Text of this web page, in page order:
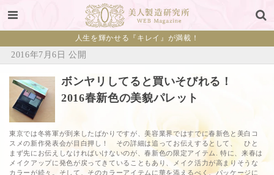
人生を輝かせる『キレイ』が満載！
2016年7月6日 公開
ボンヤリしてると買いそびれる！
2016春新色の美貌パレット
東京では冬将軍が到来したばかりですが、美容業界ではすでに春新色と美白コ
スメの新作発表会が目白押し！ その詳細は追ってお伝えするとして、 ひと
まず先にお伝えしなければいけないのが、春新色の限定アイテム. 特に、来春は
メイクアップに発色が戻ってきていることもあり、メイク活力が高まりそうな
カラーが続々。そして、そのカラーアイテムに華を添えるべく、パッケージに